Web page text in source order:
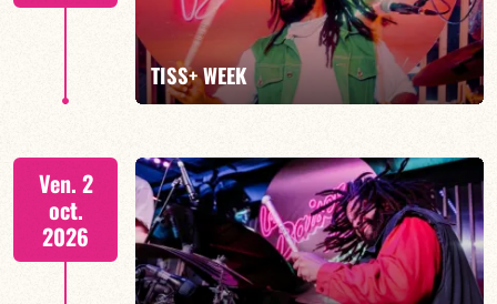
EN SAVOIR PLUS RÉSERVER
TISS+ WEEK
Tiss Rodriguez batterie/lead
Ven. 2
oct.
2026